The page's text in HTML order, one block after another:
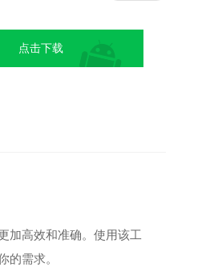
点击下载
加高效和准确。使用该工
的需求。